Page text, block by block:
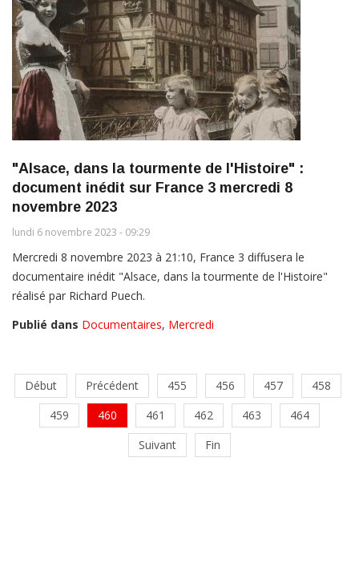
"Alsace, dans la tourmente de l'Histoire" :
document inédit sur France 3 mercredi 8
novembre 2023
lundi 6 novembre 2023 - 09:29
Mercredi 8 novembre 2023 à 21:10, France 3 diffusera le
documentaire inédit "Alsace, dans la tourmente de l'Histoire"
réalisé par Richard Puech.
Publié dans Documentaires, Mercredi
Début Précédent 455 456 457
458
459
460 461 462 463
464
Suivant
Fin